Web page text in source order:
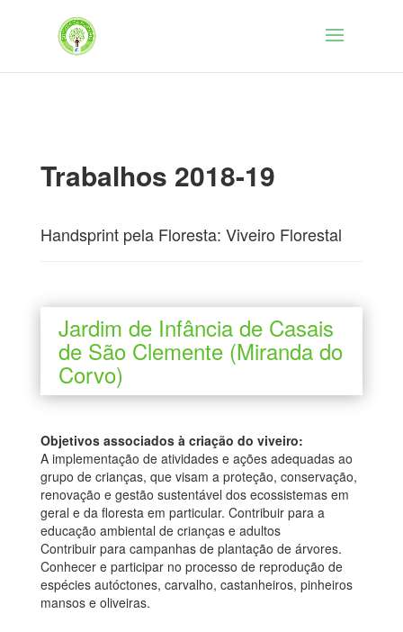
Trabalhos 2018-19
Handsprint pela Floresta: Viveiro Florestal
Jardim de Infância de Casais
de São Clemente (Miranda do
Corvo)
Objetivos associados à criação do viveiro:
A implementação de atividades e ações adequadas ao
grupo de crianças, que visam a proteção, conservação,
renovação e gestão sustentável dos ecossistemas em
geral e da floresta em particular. Contribuir para a
educação ambiental de crianças e adultos
Contribuir para campanhas de plantação de árvores.
Conhecer e participar no processo de reprodução de
espécies autóctones, carvalho, castanheiros, pinheiros
mansos e oliveiras.